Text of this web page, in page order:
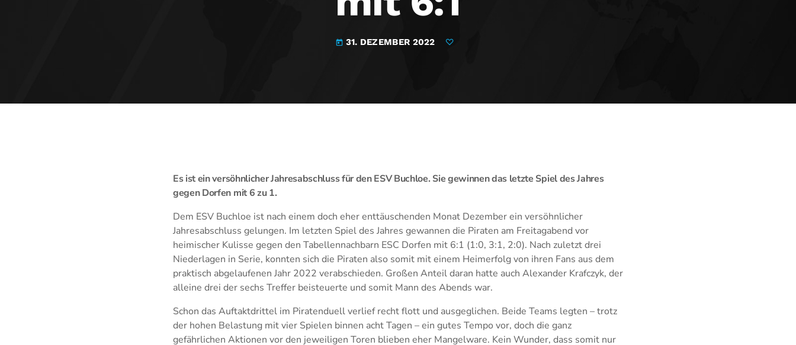
today 31. DEZEMBER 2022
Es ist ein versöhnlicher Jahresabschluss für den ESV Buchloe. Sie gewinnen das letzte Spiel des Jahres
gegen Dorfen mit 6 zu 1.
Dem ESV Buchloe ist nach einem doch eher enttäuschenden Monat Dezember ein versöhnlicher
Jahresabschluss gelungen. Im letzten Spiel des Jahres gewannen die Piraten am Freitagabend vor
heimischer Kulisse gegen den Tabellennachbarn ESC Dorfen mit 6:1 (1:0, 3:1, 2:0). Nach zuletzt drei
Niederlagen in Serie, konnten sich die Piraten also somit mit einem Heimerfolg von ihren Fans aus dem
praktisch abgelaufenen Jahr 2022 verabschieden. Großen Anteil daran hatte auch Alexander Krafczyk, der
alleine drei der sechs Treffer beisteuerte und somit Mann des Abends war.
Schon das Auftaktdrittel im Piratenduell verlief recht flott und ausgeglichen. Beide Teams legten – trotz
der hohen Belastung mit vier Spielen binnen acht Tagen – ein gutes Tempo vor, doch die ganz
gefährlichen Aktionen vor den jeweiligen Toren blieben eher Mangelware. Kein Wunder, dass somit nur